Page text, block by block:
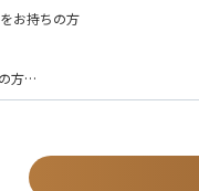
勤務。不動産管理アプリや
お持ちの方
方
ちの方
を望む方